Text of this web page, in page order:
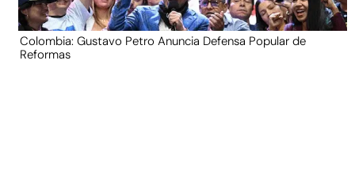
Colombia: Gustavo Petro Anuncia Defensa Popular de
Reformas